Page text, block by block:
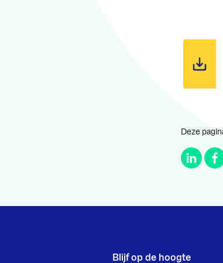
Deze
Blijf op de hoogte